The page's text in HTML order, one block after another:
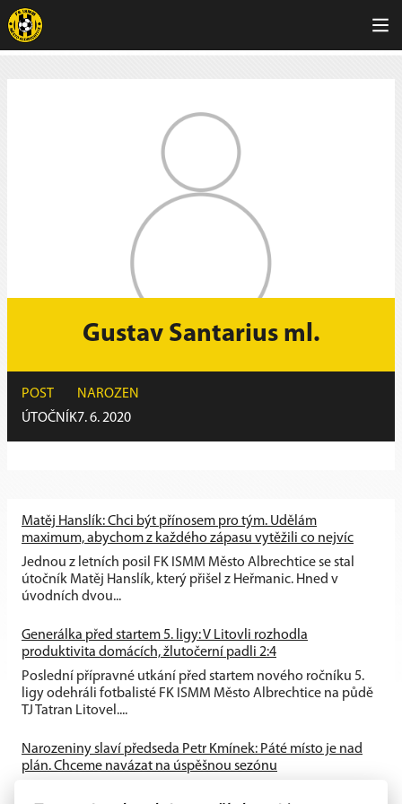
Gustav Santarius ml.
POST
ÚTOČNÍK
NAROZEN
7. 6. 2020
Matěj Hanslík: Chci být přínosem pro tým. Udělám
maximum, abychom z každého zápasu vytěžili co nejvíc
Jednou z letních posil FK ISMM Město Albrechtice se stal
útočník Matěj Hanslík, který přišel z Heřmanic. Hned v
úvodních dvou...
Generálka před startem 5. ligy: V Litovli rozhodla
produktivita domácích, žlutočerní padli 2:4
Poslední přípravné utkání před startem nového ročníku 5.
ligy odehráli fotbalisté FK ISMM Město Albrechtice na půdě
TJ Tatran Litovel....
Narozeniny slaví předseda Petr Kmínek: Páté místo je nad
plán. Chceme navázat na úspěšnou sezónu